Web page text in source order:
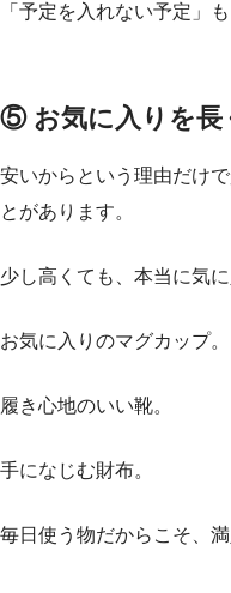
「予定を入れない予定」
⑤ お気に入りを長
安いからという理由だけ
とがあります。
少し高くても、本当に気
お気に入りのマグカップ。
履き心地のいい靴。
手になじむ財布。
毎日使う物だからこそ、